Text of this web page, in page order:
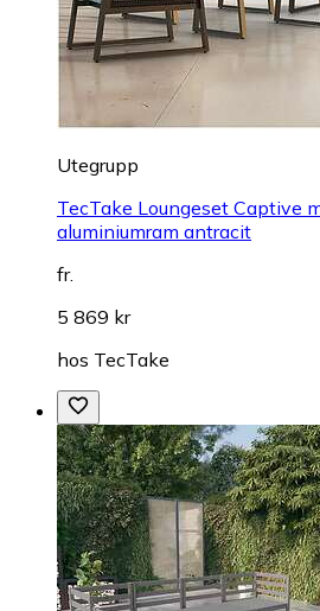
Utegrupp
TecTake Loungeset Captive
aluminiumram antracit
fr.
5 869 kr
hos TecTake